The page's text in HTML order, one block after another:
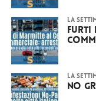
LA
Furti
LA
No